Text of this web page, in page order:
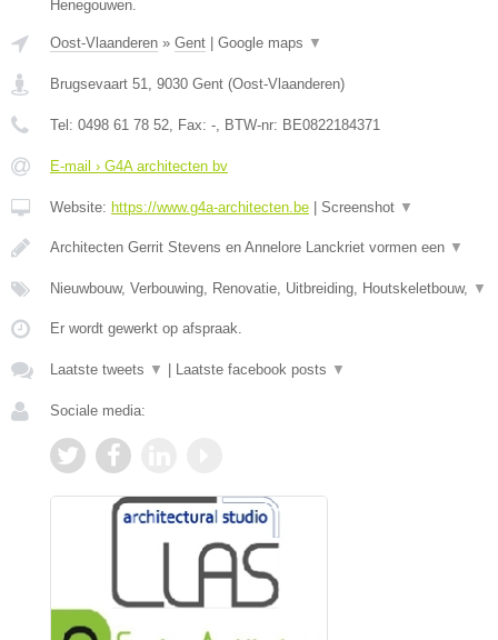
Henegouwen.
Oost-Vlaanderen » Gent Google maps ▼
Brugsevaart 51, 9030 Gent (Oost-Vlaanderen)
Tel: 0498 61 78 52, Fax: -, BTW-nr: BE0822184371
E-mail › G4A architecten bv
Website: https://www.g4a-architecten.be Screenshot ▼
Architecten Gerrit Stevens en Annelore Lanckriet vormen een ▼
Nieuwbouw, Verbouwing, Renovatie, Uitbreiding, Houtskeletbouw, ▼
Er wordt gewerkt op afspraak.
Laatste tweets ▼ Laatste facebook posts ▼
Sociale media: